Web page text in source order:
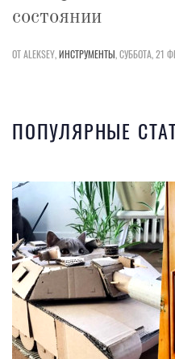
состоянии
ОТ ALEKSEY,ИНСТРУМЕНТЫ,СУББОТА, 21
ПОПУЛЯРНЫЕ